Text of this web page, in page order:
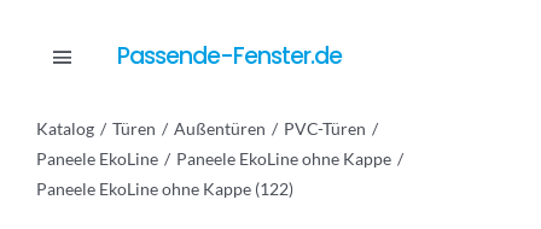
Toggle
Katalog
Passende-Fenster.de
Katalog Türen Außentüren
PVC-Türen
Paneele EkoLine
Paneele EkoLine ohne Kappe
Paneele EkoLine ohne Kappe (122)